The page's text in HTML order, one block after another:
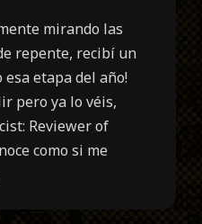
mirando las
repente, recibí un
esa etapa del año!
pero ya lo véis,
Reviewer of
como si me